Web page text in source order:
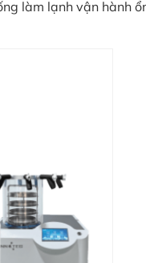
làm lạnh vận hành